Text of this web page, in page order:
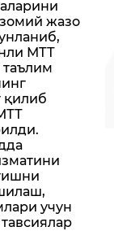
жазо
МТТ
таълим
қилиб
учун